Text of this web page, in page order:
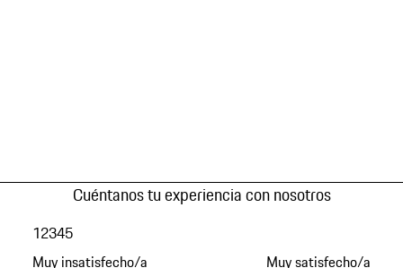
Cuéntanos tu experiencia con nosotros
Muy insatisfecho/a
12345
Muy satisfecho/a